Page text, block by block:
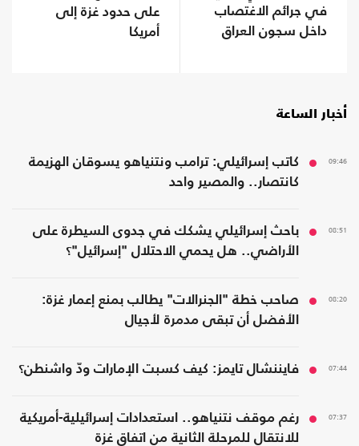
في جرائم الاغتصاب
داخل سجون العراق
على حدود غزة إلى
أمريكا
أخبار الساعة
09:46
كاتب إسرائيلي: ترامب ونتنياهو يسوقان الهزيمة
كانتصار.. والمصير واحد
08:51
باحث إسرائيلي يشكك في جدوى السيطرة على
الأراضي.. هل يحمي الاحتلال "إسرائيل"؟
08:20
صاحب خطة "الجنرالات" يطالب بمنع إعمار غزة:
الأفضل أن تبقى مدمرة لأجيال
07:44 فايننشال تايمز: كيف كسبت الإمارات ودّ واشنطن؟
07:37
رغم موقف نتنياهو.. استعدادات إسرائيلية-أمريكية
للانتقال للمرحلة الثانية من اتفاق غزة